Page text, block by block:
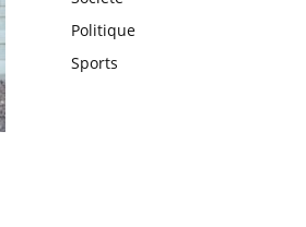
Politique
Sports